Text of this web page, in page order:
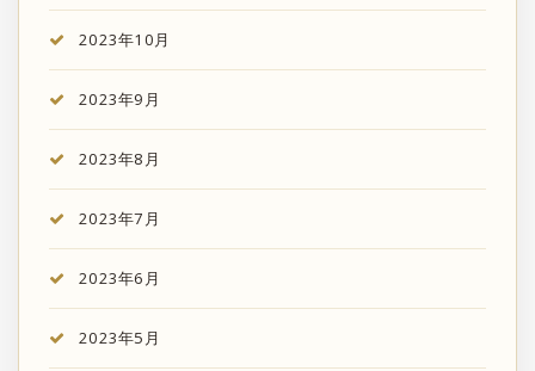
2023年10月
2023年9月
2023年8月
2023年7月
2023年6月
2023年5月